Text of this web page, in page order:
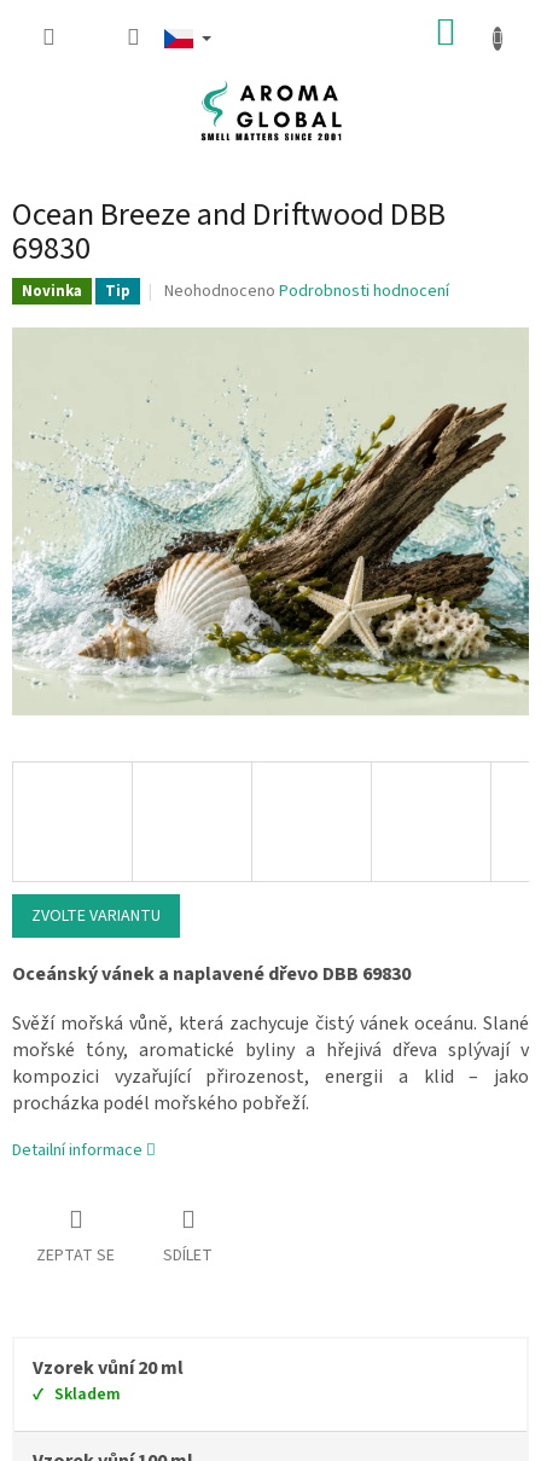
Ocean Breeze and Driftwood DBB
69830
Novinka Tip Průměrné hodnocení produktu je 0.0 z 5 hvězdiček.
Neohodnoceno Podrobnosti hodnocení
ZVOLTE VARIANTU
Oceánský vánek a naplavené dřevo DBB 69830
Svěží mořská vůně, která zachycuje čistý vánek oceánu. Slané
mořské tóny, aromatické byliny a hřejivá dřeva splývají v
kompozici vyzařující přirozenost, energii a klid – jako
procházka podél mořského pobřeží.
Detailní informace
ZEPTAT SE SDÍLET
Vzorek vůní 20 ml
Skladem